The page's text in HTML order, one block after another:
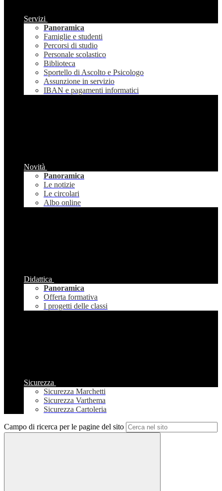
Servizi
Panoramica
Famiglie e studenti
Percorsi di studio
Personale scolastico
Biblioteca
Sportello di Ascolto e Psicologo
Assunzione in servizio
IBAN e pagamenti informatici
Novità
Panoramica
Le notizie
Le circolari
Albo online
Didattica
Panoramica
Offerta formativa
I progetti delle classi
Sicurezza
Sicurezza Marchetti
Sicurezza Varthema
Sicurezza Cartoleria
Campo di ricerca per le pagine del sito